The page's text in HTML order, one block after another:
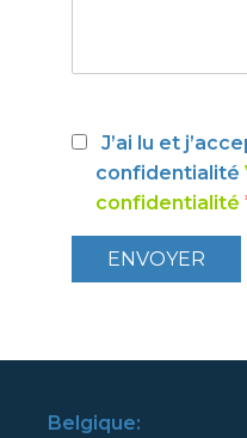
Belgique:
J’ai lu et
confidentialité
confidentialité